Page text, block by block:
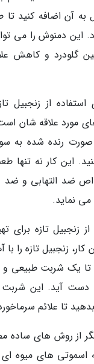
به آن اضافه کنید
این دمنوش را می
گلودرد و کاهش
از زنجبیل
مورد علاقه شان
صورت رنده شده
این کار نه تنها
ضد التهابی و ضد
می نماید.
از زنجبیل تازه
کار، زنجبیل تازه را
تا یک شربت طبیعی
دست آید. این شربت
تا علائم
از روش های ساده
اسموتی های میوه